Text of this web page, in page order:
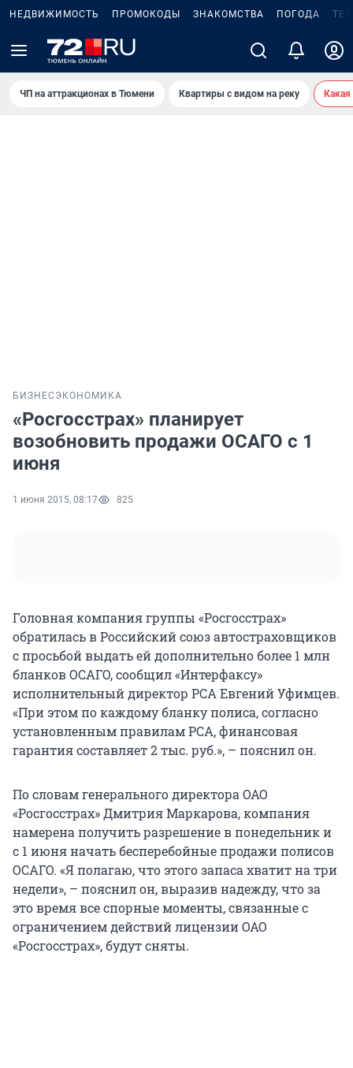
НЕДВИЖИМОСТЬ ПРОМОКОДЫ ЗНАКОМСТВА ПОГОДА
ЧП на аттракционах в Тюмени Квартиры с видом на реку
БИЗНЕС ЭКОНОМИКА
«Росгосстрах» планирует
возобновить продажи ОСАГО с 1
июня
1 июня 2015, 08:17 825
Головная компания группы «Росгосстрах»
обратилась в Российский союз автостраховщиков
с просьбой выдать ей дополнительно более 1 млн
бланков ОСАГО, сообщил «Интерфаксу»
исполнительный директор РСА Евгений Уфимцев.
«При этом по каждому бланку полиса, согласно
установленным правилам РСА, финансовая
гарантия составляет 2 тыс. руб.», – пояснил он.
По словам генерального директора ОАО
«Росгосстрах» Дмитрия Маркарова, компания
намерена получить разрешение в понедельник и
с 1 июня начать бесперебойные продажи полисов
ОСАГО. «Я полагаю, что этого запаса хватит на три
недели», – пояснил он, выразив надежду, что за
это время все спорные моменты, связанные с
ограничением действий лицензии ОАО
«Росгосстрах», будут сняты.